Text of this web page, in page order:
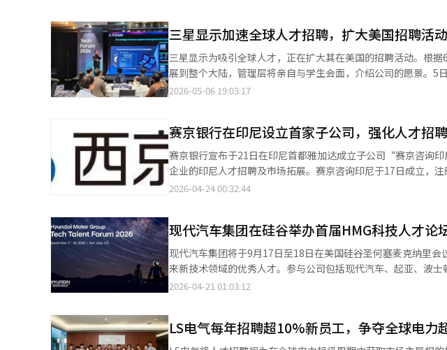
是为了简单的人才储备，更是与公司向‘AI时代显示企业’转型
到XR、车载显示、机器人和AI设备，对融合型人才的需求迅速
一代可折叠、滑动和三折屏幕。业内认为，未来显示技术将成为
化。过去的核心是生产能力和良品率，现在则是理解新一代界面
三星显示将招聘范围从西部扩展到东部、中部和南部，计划在洛
学和研究机构聚集了显示、AI、半导体、光学和材料工程领域的
在改变。三星显示不再局限于传统的说明会，而是采用管理层
专业与实际工作的关联性，并进行定制化咨询。业内认为，这
代，优秀人才的获取直接关系到技术竞争力，全球企业正在强
是在中国企业追赶速度加快的背景下，保持技术领先成为显示行
显示市场中，创新的关键在于人才。我们期待全球优秀人才与
（AI）系统翻译与编辑。
三星显示加速全球人才招聘，扩大美国招聘活动
三星显示为吸引全球人才，正在扩大其在美国的招聘活动。根
展到整个大陆，管理层将亲自与学生会面，介绍公司的愿景。
坛”，邀请了50多名博士级优秀人才，分享公司愿景和组织文
星显示的技术创新成果，并分享了AI时代的未来技术和产品战略
与学生共进晚餐，自然交流，学生们不仅了解了公司文化，还
在旧金山圣何塞启动巡回招聘会，6月将在芝加哥、波士顿、亚
亨副总裁表示：“在快速变化的AI时代，创新的关键在于‘人’
外，三星显示每年10月在日本也举办由主要管理层主持的科技
2026-05-06 19:03:17
赛京银行在印尼设立首家子公司，强化人才招
赛京银行宣布于21日在印尼首都雅加达成立子公司“赛京咨询
企业的印尼人才招聘及市场拓展。赛京咨询印尼于17日成立，
银行集团全额出资。通过当地子公司，赛京银行计划加强包括高
银行一直关注印尼这一人口众多且市场潜力巨大的国家，并致
翻译与编辑。
2026-04-24 00:32:44
现代汽车集团在硅谷举办首届HMG科技人才论
现代汽车集团将于9月17日至18日在美国硅谷圣何塞麦克纳里
来新技术领域的优秀人才。参与公司包括现代汽车、起亚、波
术人才招聘。现代汽车代表理事何塞·穆尼奥斯、现代汽车&起
促进技术合作的重要机会。与论坛相关的招聘将于4月20日至5
驶、智能制造、软件/IT、电池、氢能等7个领域，面向海外理
2026-04-21 01:03:12
LS电气每年招聘超10%新员工，争夺全球电力